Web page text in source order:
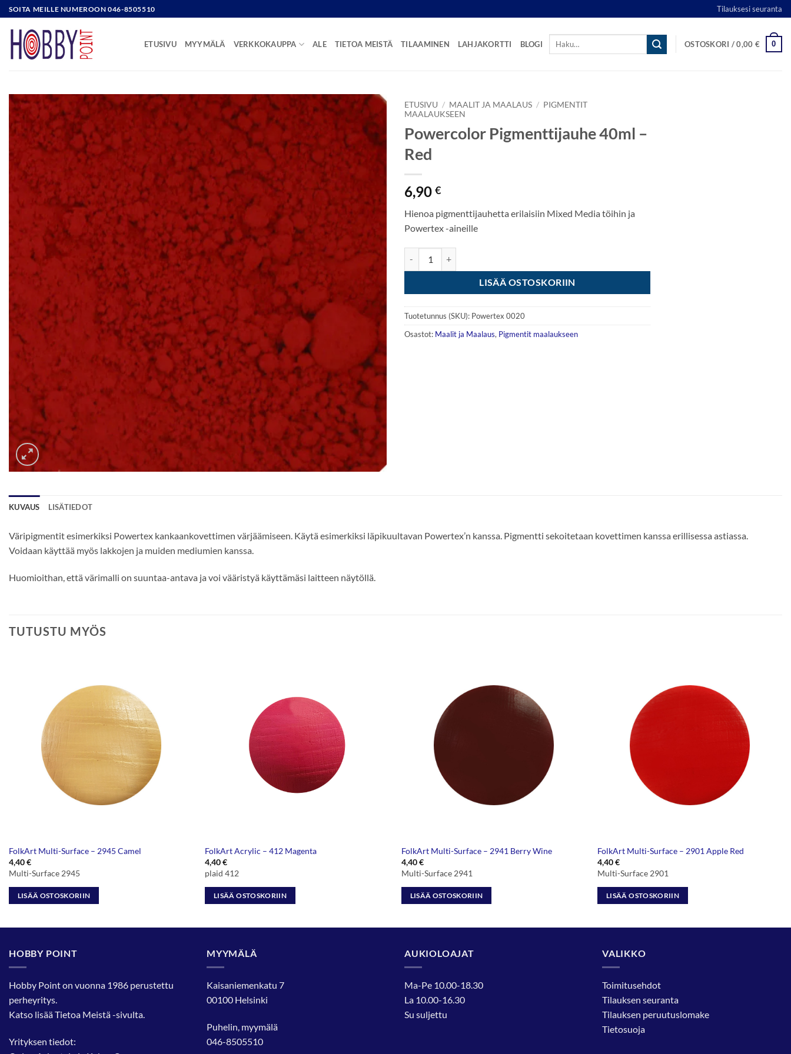
Skip
to
content
SOITA MEILLE NUMEROON 046-8505510 Tilauksesi seuranta
ETUSIVU MYYMÄLÄ VERKKOKAUPPA ALE TIETOA MEISTÄ TILAAMINEN LAHJAKORTTI BLOGI
Etsi:
OSTOSKORI /0,00 € 0
ETUSIVU / MAALIT JA MAALAUS / PIGMENTIT
MAALAUKSEEN
Powercolor Pigmenttijauhe 40ml –
Red
6,90 €
Hienoa pigmenttijauhetta erilaisiin Mixed Media töihin ja
Powertex -aineille
LISÄÄ OSTOSKORIIN
Tuotetunnus (SKU): Powertex 0020
Osastot: Maalit ja Maalaus, Pigmentit maalaukseen
KUVAUS LISÄTIEDOT
Väripigmentit esimerkiksi Powertex kankaankovettimen värjäämiseen. Käytä esimerkiksi läpikuultavan Powertex’n kanssa. Pigmentti sekoitetaan kovettimen kanssa erillisessa astiassa.
Voidaan käyttää myös lakkojen ja muiden mediumien kanssa.
Huomioithan, että värimalli on suuntaa-antava ja voi vääristyä käyttämäsi laitteen näytöllä.
TUTUSTU MYÖS
FolkArt Multi-Surface – 2945 Camel
4,40€
Multi-Surface 2945
LISÄÄ OSTOSKORIIN
FolkArt Acrylic – 412 Magenta
4,40€
plaid 412
LISÄÄ OSTOSKORIIN
FolkArt Multi-Surface – 2941 Berry Wine
4,40€
Multi-Surface 2941
LISÄÄ OSTOSKORIIN
FolkArt Multi-Surface – 2901 Apple Red
4,40€
Multi-Surface 2901
LISÄÄ OSTOSKORIIN
HOBBY POINT
Hobby Point on vuonna 1986 perustettu
perheyritys.
Katso lisääTietoa Meistä-sivulta.
Yrityksen tiedot:
MYYMÄLÄ
Kaisaniemenkatu 7
00100 Helsinki
Puhelin, myymälä
046-8505510
AUKIOLOAJAT
Ma-Pe 10.00-18.30
La 10.00-16.30
Su suljettu
VALIKKO
Toimitusehdot
Tilauksen seuranta
Tilauksen peruutuslomake
Tietosuoja